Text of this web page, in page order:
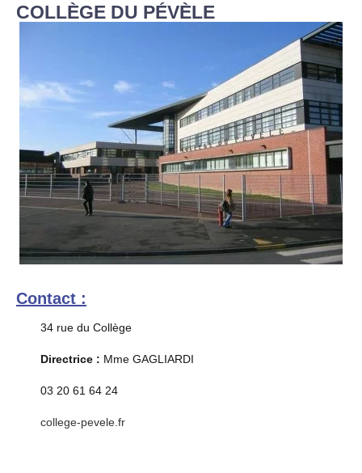
Contact :
34 rue du Collège
Directrice : Mme GAGLIARDI
03 20 61 64 24
college-pevele.fr
COLLÈGE DU PÉVÈLE